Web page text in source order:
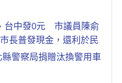
台中發0元 市議員陳俞
長普發現金，還利於民
警察局捐贈汰換警用車